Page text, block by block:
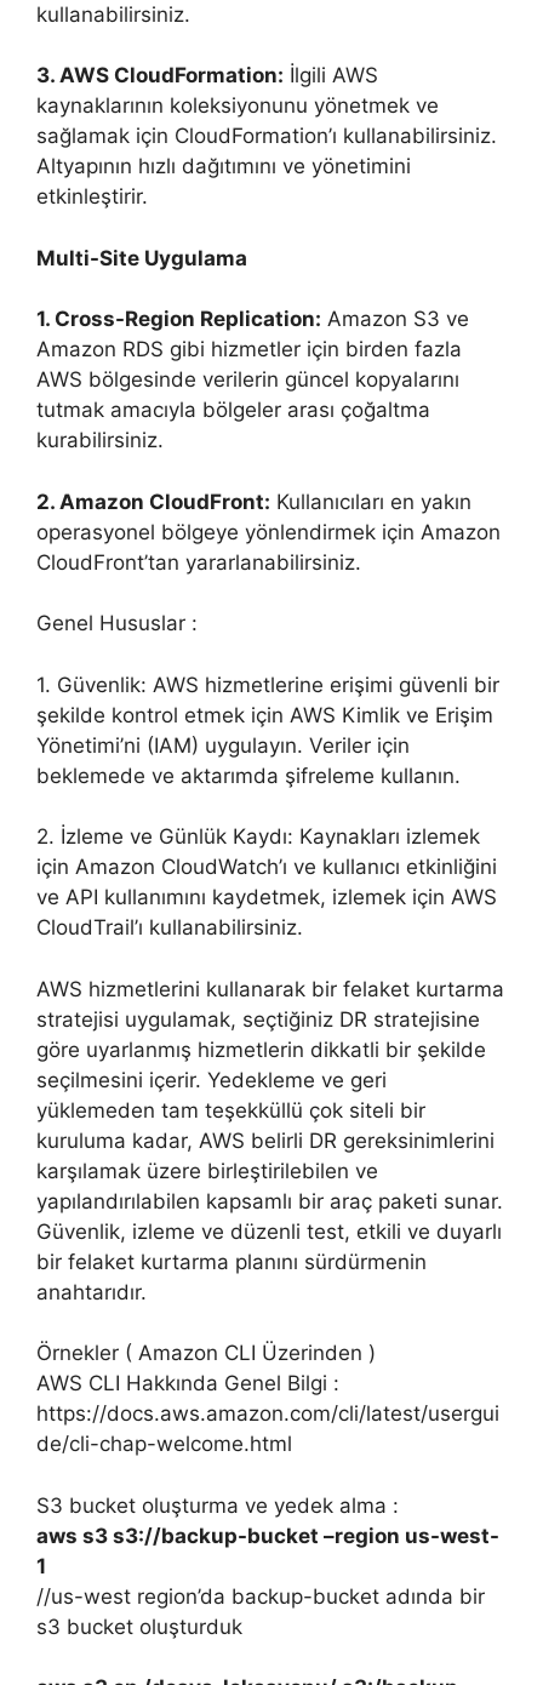
kullanabilirsiniz.
3. AWS CloudFormation: İlgili AWS
kaynaklarının koleksiyonunu yönetmek ve
sağlamak için CloudFormation’ı kullanabilirsiniz.
Altyapının hızlı dağıtımını ve yönetimini
etkinleştirir.
Multi-Site Uygulama
1. Cross-Region Replication: Amazon S3 ve
Amazon RDS gibi hizmetler için birden fazla
AWS bölgesinde verilerin güncel kopyalarını
tutmak amacıyla bölgeler arası çoğaltma
kurabilirsiniz.
2. Amazon CloudFront: Kullanıcıları en yakın
operasyonel bölgeye yönlendirmek için Amazon
CloudFront’tan yararlanabilirsiniz.
Genel Hususlar :
1. Güvenlik: AWS hizmetlerine erişimi güvenli bir
şekilde kontrol etmek için AWS Kimlik ve Erişim
Yönetimi’ni (IAM) uygulayın. Veriler için
beklemede ve aktarımda şifreleme kullanın.
2. İzleme ve Günlük Kaydı: Kaynakları izlemek
için Amazon CloudWatch’ı ve kullanıcı etkinliğini
ve API kullanımını kaydetmek, izlemek için AWS
CloudTrail’ı kullanabilirsiniz.
AWS hizmetlerini kullanarak bir felaket kurtarma
stratejisi uygulamak, seçtiğiniz DR stratejisine
göre uyarlanmış hizmetlerin dikkatli bir şekilde
seçilmesini içerir. Yedekleme ve geri
yüklemeden tam teşekküllü çok siteli bir
kuruluma kadar, AWS belirli DR gereksinimlerini
karşılamak üzere birleştirilebilen ve
yapılandırılabilen kapsamlı bir araç paketi sunar.
Güvenlik, izleme ve düzenli test, etkili ve duyarlı
bir felaket kurtarma planını sürdürmenin
anahtarıdır.
Örnekler ( Amazon CLI Üzerinden )
AWS CLI Hakkında Genel Bilgi :
https://docs.aws.amazon.com/cli/latest/usergui
de/cli-chap-welcome.html
S3 bucket oluşturma ve yedek alma :
aws s3 s3://backup-bucket –region us-west-
1
//us-west region’da backup-bucket adında bir
s3 bucket oluşturduk